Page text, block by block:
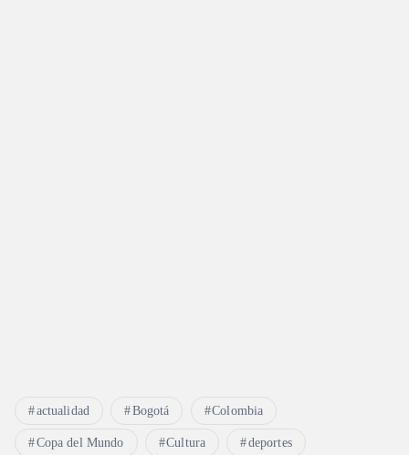
actualidad Bogotá Colombia
Copa del Mundo Cultura deportes